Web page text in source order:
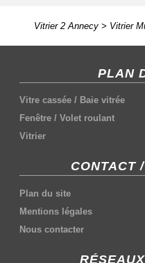
Vitrier 2 Annecy> Vitrier
PLAN
Vitre cassée / Baie vitrée
Fenêtre /Volet roulant
Vitrier
CONTACT
Plan du site
Mentions légales
Nous contacter